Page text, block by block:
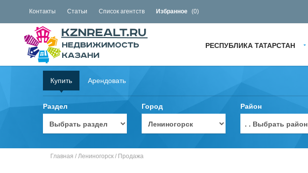
Контакты Статьи Список агентств Избранное (0)
РЕСПУБЛИКА ТАТАРСТАН
Купить Арендовать
Раздел Город Район
. . Выбрать район
Главная / Лениногорск / Продажа